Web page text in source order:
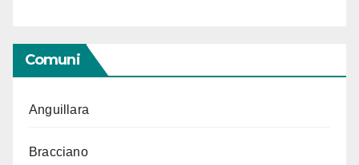
Comuni
Anguillara
Bracciano